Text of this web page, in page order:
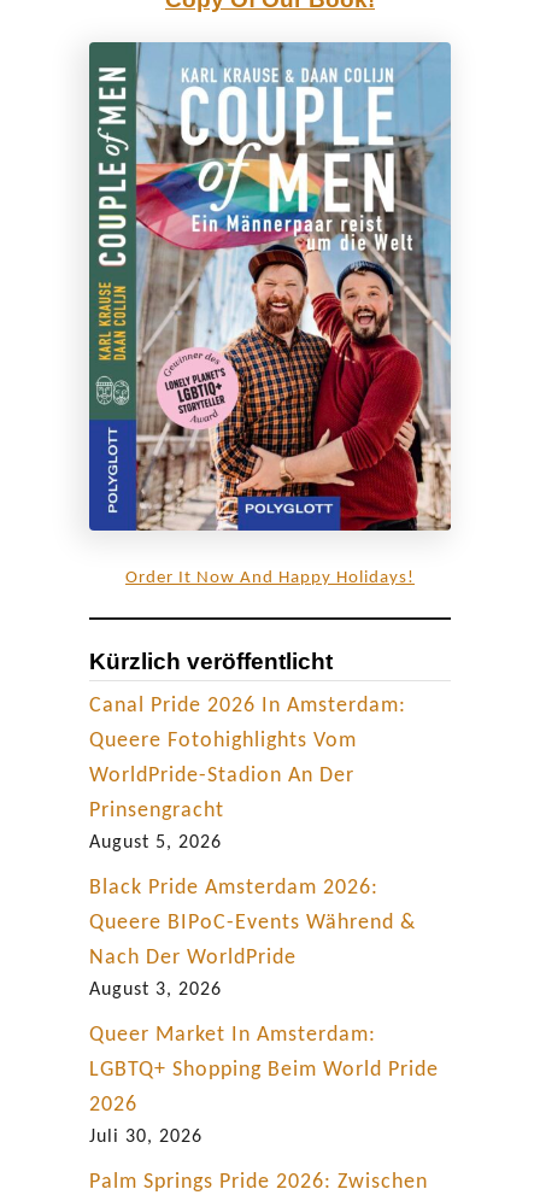
Order It Now And Happy Holidays!
Kürzlich veröffentlicht
Canal Pride 2026 In Amsterdam:
Queere Fotohighlights Vom
WorldPride-Stadion An Der
Prinsengracht
August 5, 2026
Black Pride Amsterdam 2026:
Queere BIPoC-Events Während &
Nach Der WorldPride
August 3, 2026
Queer Market In Amsterdam:
LGBTQ+ Shopping Beim World Pride
2026
Juli 30, 2026
Palm Springs Pride 2026: Zwischen